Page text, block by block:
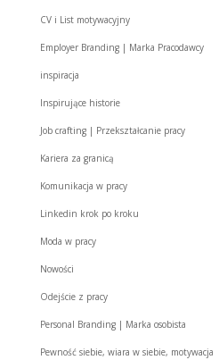
CV i List motywacyjny
Employer Branding | Marka Pracodawcy
inspiracja
Inspirujące historie
Job crafting | Przekształcanie pracy
Kariera za granicą
Komunikacja w pracy
Linkedin krok po kroku
Moda w pracy
Nowości
Odejście z pracy
Personal Branding | Marka osobista
Pewność siebie, wiara w siebie, motywacja